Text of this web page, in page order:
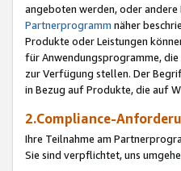
angeboten werden, oder
Partnerprogramm näher
Produkte oder Leistungen
für Anwendungsprogramme,
zur Verfügung stellen. Der
in Bezug auf Produkte, die auf
2.Compliance-
Ihre Teilnahme am
Sie sind verpflichtet, uns